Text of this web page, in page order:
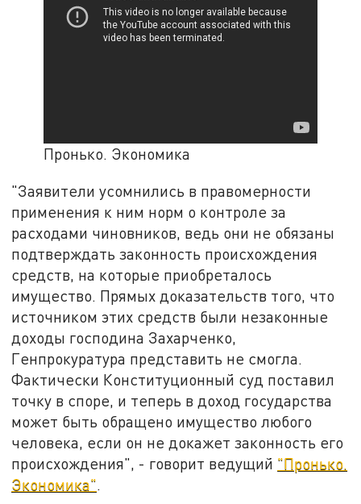
Пронько. Экономика
"Заявители усомнились в правомерности
применения к ним норм о контроле за
расходами чиновников, ведь они не обязаны
подтверждать законность происхождения
средств, на которые приобреталось
имущество. Прямых доказательств того, что
источником этих средств были незаконные
доходы господина Захарченко,
Генпрокуратура представить не смогла.
Фактически Конституционный суд поставил
точку в споре, и теперь в доход государства
может быть обращено имущество любого
человека, если он не докажет законность его
происхождения", - говорит ведущий "Пронько.
Экономика".